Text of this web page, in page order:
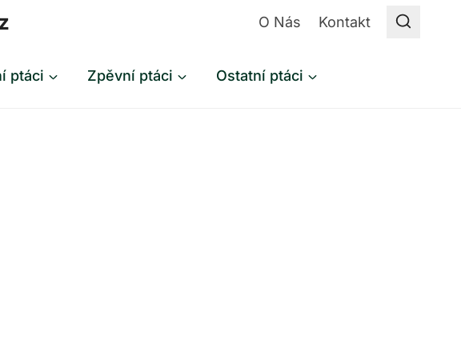
O Nás Kontakt
ptáci Zpěvní ptáci Ostatní ptáci